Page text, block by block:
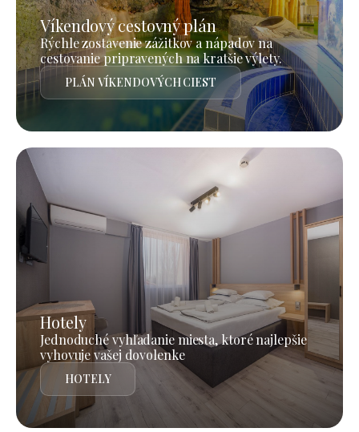
Víkendový cestovný plán
Rýchle zostavenie zážitkov a nápadov na
cestovanie pripravených na kratšie výlety.
PLÁN VÍKENDOVÝCH CIEST
Hotely
Jednoduché vyhľadanie miesta, ktoré najlepšie
vyhovuje vašej dovolenke
HOTELY